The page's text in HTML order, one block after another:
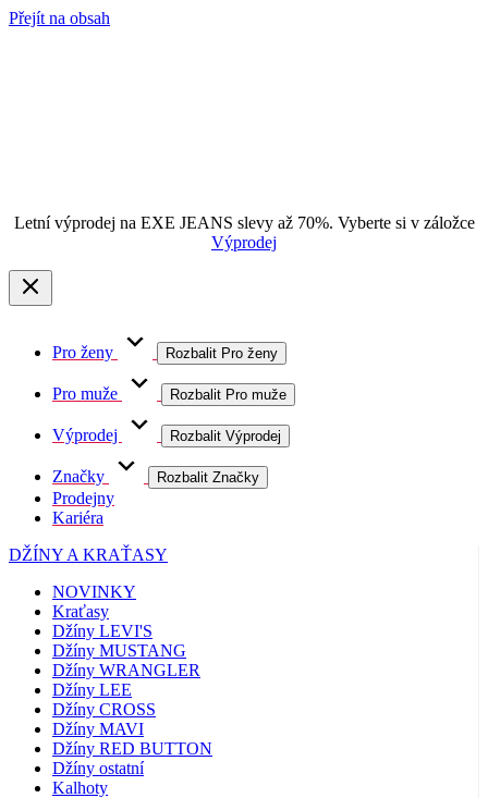
Přejít na obsah
Letní výprodej na EXE JEANS slevy až 70%. Vyberte si v záložce
Výprodej
Pro ženy Rozbalit Pro ženy
Pro muže Rozbalit Pro muže
Výprodej Rozbalit Výprodej
Značky Rozbalit Značky
Prodejny
Kariéra
DŽÍNY A KRAŤASY
NOVINKY
Kraťasy
Džíny LEVI'S
Džíny MUSTANG
Džíny WRANGLER
Džíny LEE
Džíny CROSS
Džíny MAVI
Džíny RED BUTTON
Džíny ostatní
Kalhoty